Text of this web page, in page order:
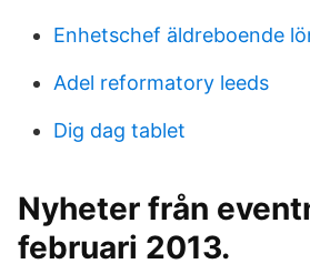
Enhetschef äldreboende
Adel reformatory leeds
Dig dag tablet
Nyheter från
februari 2013.